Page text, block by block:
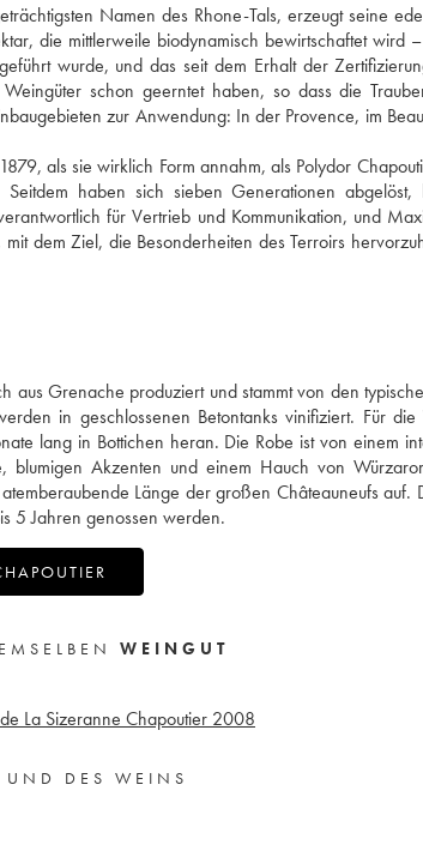
Namen des Rhone-Tals, erzeugt seine
die mittlerweile biodynamisch bewirtschaftet wird
wurde, und das seit dem Erhalt der
schon geerntet haben, so dass die
zur Anwendung: In der Provence, im
als sie wirklich Form annahm, als Polydor
haben sich sieben Generationen
für Vertrieb und Kommunikation, und
dem Ziel, die Besonderheiten des Terroirs
aus Grenache produziert und stammt von den
in geschlossenen Betontanks vinifiziert. Für
lang in Bottichen heran. Die Robe ist von einem
blumigen Akzenten und einem Hauch von
Länge der großen Châteauneufs auf.
5 Jahren genossen werden.
WEINGUT
La Sizeranne Chapoutier 2008
DES WEINS